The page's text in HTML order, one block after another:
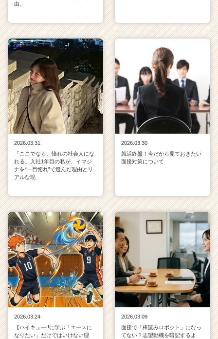
由。
2026.03.31
「ここでなら、憧れの社会人にな
れる」入社1年目の私が、イマジ
ナを“一目惚れ”で選んだ理由とリ
アルな現
2026.03.30
就活終盤！今だから見ておきたい
面接対策について
2026.03.24
【ハイキュー!!に学ぶ「エースに
なりたい」だけではいけない理
2026.03.09
面接で「棒読みロボット」になっ
てない？志望動機を暗記するよ